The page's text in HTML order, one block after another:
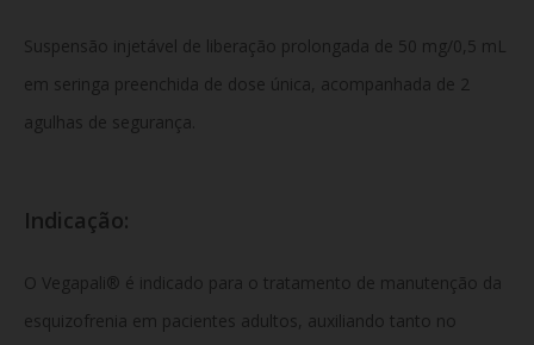
Suspensão injetável de liberação prolongada de 50 mg/0,5 mL
em seringa preenchida de dose única, acompanhada de 2
agulhas de segurança.
Indicação:
O Vegapali® é indicado para o tratamento de manutenção da
esquizofrenia em pacientes adultos, auxiliando tanto no